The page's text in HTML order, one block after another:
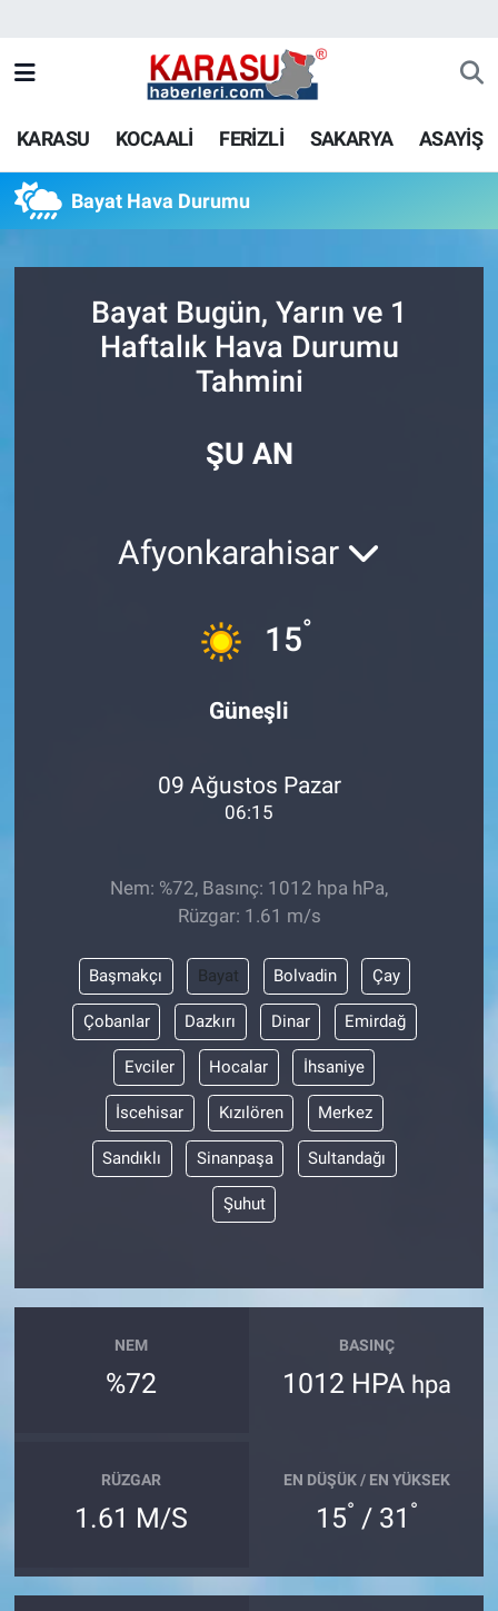
KARASU KOCAALİ FERİZLİ SAKARYA ASAYİŞ
Bayat Hava Durumu
Bayat Bugün, Yarın ve 1
Haftalık Hava Durumu
Tahmini
ŞU AN
Afyonkarahisar
15°
Güneşli
09 Ağustos Pazar
06:15
Nem: %72, Basınç: 1012 hpa hPa,
Rüzgar: 1.61 m/s
Başmakçı Bayat Bolvadin Çay
Çobanlar Dazkırı Dinar Emirdağ
Evciler Hocalar İhsaniye
İscehisar Kızılören Merkez
Sandıklı Sinanpaşa Sultandağı
Şuhut
NEM
%72
BASINÇ
1012 HPA hpa
RÜZGAR
1.61 M/S
EN DÜŞÜK / EN YÜKSEK
15° / 31 °